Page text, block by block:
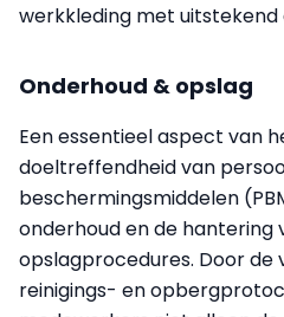
werkkleding met
Onderhoud & opslag
Een essentieel aspect van
doeltreffendheid van
beschermingsmiddelen
onderhoud en de hantering
opslagprocedures. Door de
reinigings- en